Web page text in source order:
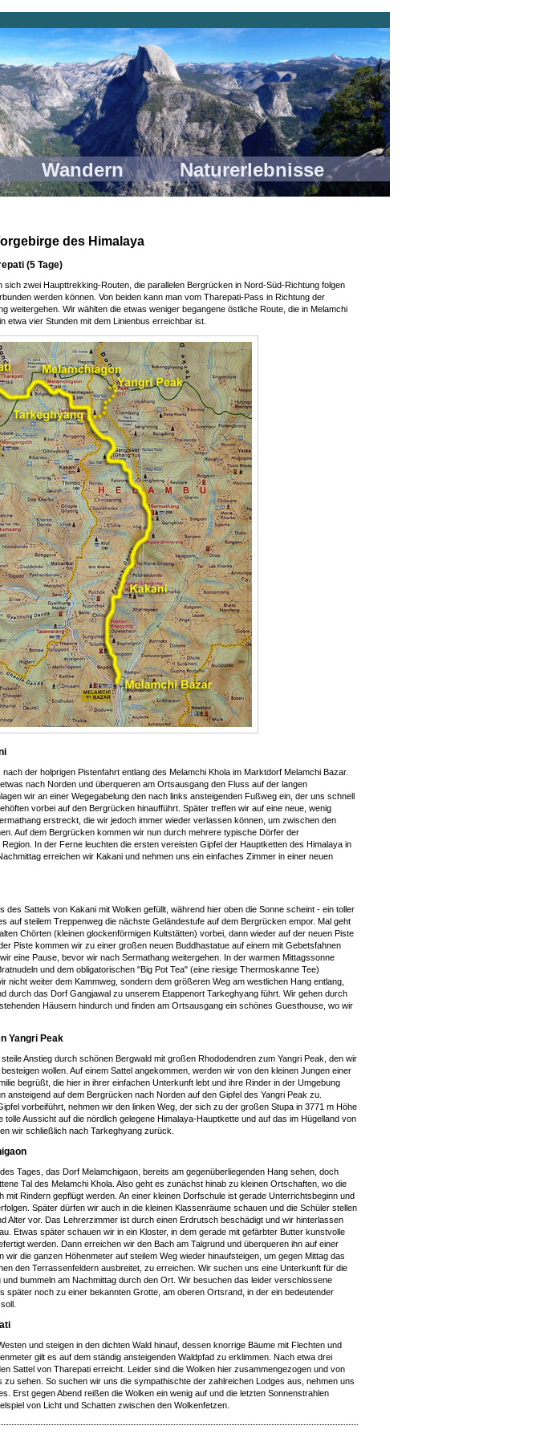
Naturerlebnisse
des Himalaya
(5 Tage)
sich zwei Haupttrekking-Routen, die parallelen Bergrücken in Nord-Süd-Richtung folgen
werden können. Von beiden kann man vom Tharepati-Pass in Richtung der
weitergehen. Wir wählten die etwas weniger begangene östliche Route, die in Melamchi
etwa vier Stunden mit dem Linienbus erreichbar ist.
der holprigen Pistenfahrt entlang des Melamchi Khola im Marktdorf Melamchi Bazar.
nach Norden und überqueren am Ortsausgang den Fluss auf der langen
wir an einer Wegegabelung den nach links ansteigenden Fußweg ein, der uns schnell
vorbei auf den Bergrücken hinaufführt. Später treffen wir auf eine neue, wenig
erstreckt, die wir jedoch immer wieder verlassen können, um zwischen den
Auf dem Bergrücken kommen wir nun durch mehrere typische Dörfer der
In der Ferne leuchten die ersten vereisten Gipfel der Hauptketten des Himalaya in
erreichen wir Kakani und nehmen uns ein einfaches Zimmer in einer neuen
des Sattels von Kakani mit Wolken gefüllt, während hier oben die Sonne scheint - ein toller
auf steilem Treppenweg die nächste Geländestufe auf dem Bergrücken empor. Mal geht
Chörten (kleinen glockenförmigen Kultstätten) vorbei, dann wieder auf der neuen Piste
Piste kommen wir zu einer großen neuen Buddhastatue auf einem mit Gebetsfahnen
eine Pause, bevor wir nach Sermathang weitergehen. In der warmen Mittagssonne
und dem obligatorischen "Big Pot Tea" (eine riesige Thermoskanne Tee)
nicht weiter dem Kammweg, sondern dem größeren Weg am westlichen Hang entlang,
durch das Dorf Gangjawal zu unserem Etappenort Tarkeghyang führt. Wir gehen durch
Häusern hindurch und finden am Ortsausgang ein schönes Guesthouse, wo wir
Yangri Peak
Anstieg durch schönen Bergwald mit großen Rhododendren zum Yangri Peak, den wir
wollen. Auf einem Sattel angekommen, werden wir von den kleinen Jungen einer
begrüßt, die hier in ihrer einfachen Unterkunft lebt und ihre Rinder in der Umgebung
ansteigend auf dem Bergrücken nach Norden auf den Gipfel des Yangri Peak zu.
vorbeiführt, nehmen wir den linken Weg, der sich zu der großen Stupa in 3771 m Höhe
tolle Aussicht auf die nördlich gelegene Himalaya-Hauptkette und auf das im Hügelland von
wir schließlich nach Tarkeghyang zurück.
Tages, das Dorf Melamchigaon, bereits am gegenüberliegenden Hang sehen, doch
Tal des Melamchi Khola. Also geht es zunächst hinab zu kleinen Ortschaften, wo die
mit Rindern gepflügt werden. An einer kleinen Dorfschule ist gerade Unterrichtsbeginn und
Später dürfen wir auch in die kleinen Klassenräume schauen und die Schüler stellen
Alter vor. Das Lehrerzimmer ist durch einen Erdrutsch beschädigt und wir hinterlassen
Etwas später schauen wir in ein Kloster, in dem gerade mit gefärbter Butter kunstvolle
werden. Dann erreichen wir den Bach am Talgrund und überqueren ihn auf einer
die ganzen Höhenmeter auf steilem Weg wieder hinaufsteigen, um gegen Mittag das
den Terrassenfeldern ausbreitet, zu erreichen. Wir suchen uns eine Unterkunft für die
bummeln am Nachmittag durch den Ort. Wir besuchen das leider verschlossene
später noch zu einer bekannten Grotte, am oberen Ortsrand, in der ein bedeutender
und steigen in den dichten Wald hinauf, dessen knorrige Bäume mit Flechten und
gilt es auf dem ständig ansteigenden Waldpfad zu erklimmen. Nach etwa drei
Sattel von Tharepati erreicht. Leider sind die Wolken hier zusammengezogen und von
zu sehen. So suchen wir uns die sympathischte der zahlreichen Lodges aus, nehmen uns
Erst gegen Abend reißen die Wolken ein wenig auf und die letzten Sonnenstrahlen
von Licht und Schatten zwischen den Wolkenfetzen.